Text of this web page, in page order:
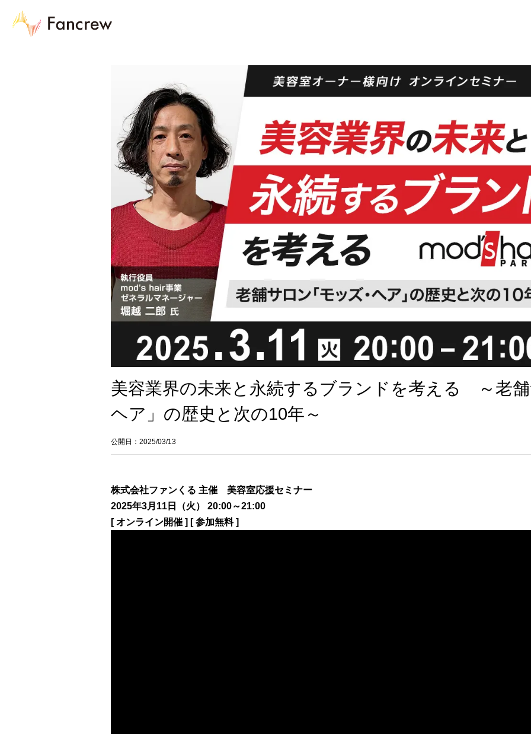
美容業界の未来と永続するブランドを考える ～老
ヘア」の歴史と次の10年～
公開日：2025/03/13
株式会社ファンくる 主催 美容室応援セミナー
2025年3月11日（火） 20:00～21:00
[ オンライン開催 ] [ 参加無料 ]